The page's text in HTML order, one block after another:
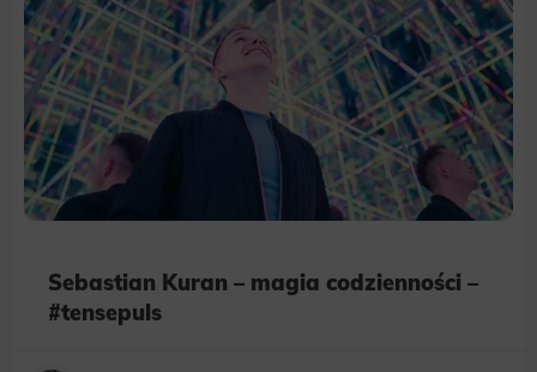
Sebastian Kuran – magia codzienności –
#tensepuls